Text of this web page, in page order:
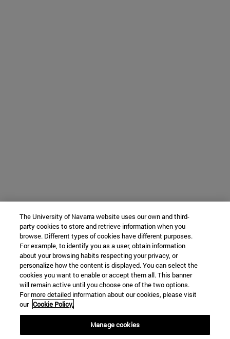
The University of Navarra website uses our own and third-
party cookies to store and retrieve information when you
browse. Different types of cookies have different purposes.
For example, to identify you as a user, obtain information
about your browsing habits respecting your privacy, or
personalize how the content is displayed. You can select the
cookies you want to enable or accept them all. This banner
will remain active until you choose one of the two options.
For more detailed information about our cookies, please visit
our Cookie Policy.
Manage cookies